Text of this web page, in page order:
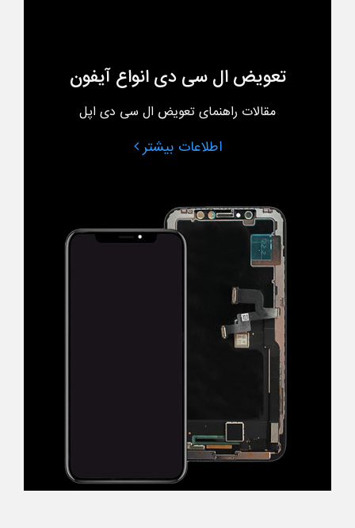
تعویض ال سی دی انواع آیفون
مقالات راهنمای تعویض ال سی دی اپل
اطلاعات بیشتر